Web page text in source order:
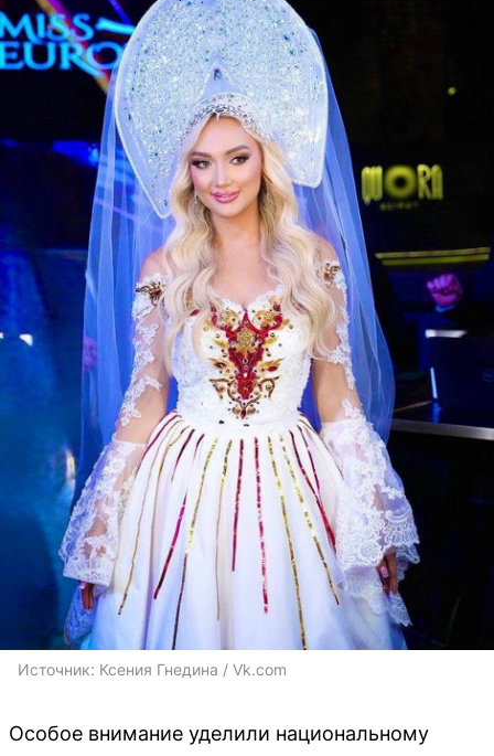
Источник: Ксения Гнедина / Vk.com
Особое внимание уделили национальному